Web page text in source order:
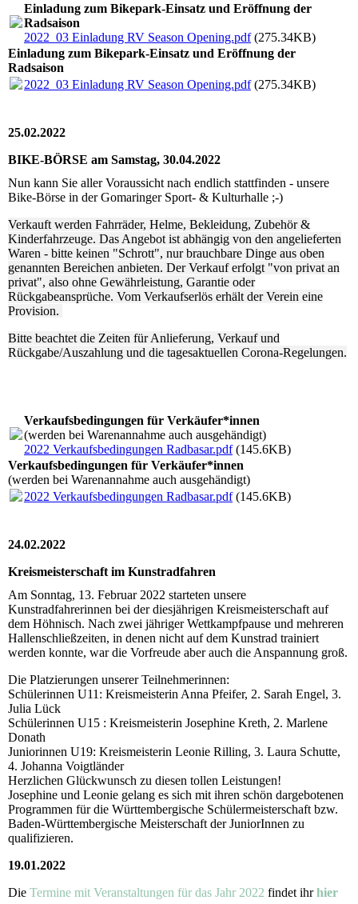
Einladung zum Bikepark-Einsatz und Eröffnung der
Radsaison
2022_03 Einladung RV Season Opening.pdf(275.34KB)
Einladung zum Bikepark-Einsatz und Eröffnung der
Radsaison
2022_03 Einladung RV Season Opening.pdf(275.34KB)
25.02.2022
BIKE-BÖRSE am Samstag, 30.04.2022
Nun kann Sie aller Voraussicht nach endlich stattfinden - unsere
Bike-Börse in der Gomaringer Sport- & Kulturhalle ;-)
Verkauft werden Fahrräder, Helme, Bekleidung, Zubehör &
Kinderfahrzeuge. Das Angebot ist abhängig von den angelieferten
Waren - bitte keinen "Schrott", nur brauchbare Dinge aus oben
genannten Bereichen anbieten. Der Verkauf erfolgt "von privat an
privat", also ohne Gewährleistung, Garantie oder
Rückgabeansprüche. Vom Verkaufserlös erhält der Verein eine
Provision.
Bitte beachtet die Zeiten für Anlieferung, Verkauf und
Rückgabe/Auszahlung und die tagesaktuellen Corona-Regelungen.
Verkaufsbedingungen für Verkäufer*innen
(werden bei Warenannahme auch ausgehändigt)
2022 Verkaufsbedingungen Radbasar.pdf(145.6KB)
Verkaufsbedingungen für Verkäufer*innen
(werden bei Warenannahme auch ausgehändigt)
2022 Verkaufsbedingungen Radbasar.pdf(145.6KB)
24.02.2022
Kreismeisterschaft im Kunstradfahren
Am Sonntag, 13. Februar 2022 starteten unsere
Kunstradfahrerinnen bei der diesjährigen Kreismeisterschaft auf
dem Höhnisch. Nach zwei jähriger Wettkampfpause und mehreren
Hallenschließzeiten, in denen nicht auf dem Kunstrad trainiert
werden konnte, war die Vorfreude aber auch die Anspannung groß.
Die Platzierungen unserer Teilnehmerinnen:
Schülerinnen U11: Kreismeisterin Anna Pfeifer, 2. Sarah Engel, 3.
Julia Lück
Schülerinnen U15 : Kreismeisterin Josephine Kreth, 2. Marlene
Donath
Juniorinnen U19: Kreismeisterin Leonie Rilling, 3. Laura Schutte,
4. Johanna Voigtländer
Herzlichen Glückwunsch zu diesen tollen Leistungen!
Josephine und Leonie gelang es sich mit ihren schön dargebotenen
Programmen für die Württembergische Schülermeisterschaft bzw.
Baden-Württembergische Meisterschaft der JuniorInnen zu
qualifizieren.
19.01.2022
Die Termine mit Veranstaltungen für das Jahr 2022 findet ihrhier